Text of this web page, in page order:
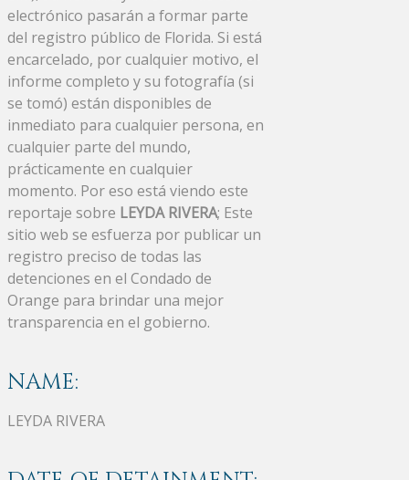
electrónico pasarán a formar parte
del registro público de Florida. Si está
encarcelado, por cualquier motivo, el
informe completo y su fotografía (si
se tomó) están disponibles de
inmediato para cualquier persona, en
cualquier parte del mundo,
prácticamente en cualquier
momento. Por eso está viendo este
reportaje sobre LEYDA RIVERA; Este
sitio web se esfuerza por publicar un
registro preciso de todas las
detenciones en el Condado de
Orange para brindar una mejor
transparencia en el gobierno.
NAME:
LEYDA RIVERA